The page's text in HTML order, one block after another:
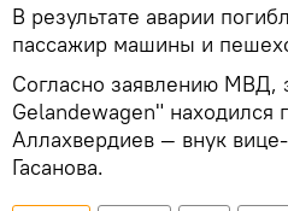
В результате аварии
пассажир машины и
Согласно заявлению МВД,
Gelandewagen" находился
Аллахвердиев — внук
Гасанова.